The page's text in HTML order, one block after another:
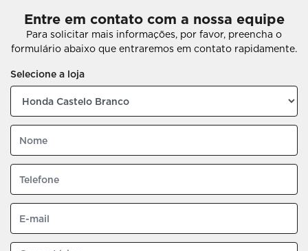
Entre em contato com a nossa equipe
Para solicitar mais informações, por favor, preencha o
formulário abaixo que entraremos em contato rapidamente.
Selecione a loja